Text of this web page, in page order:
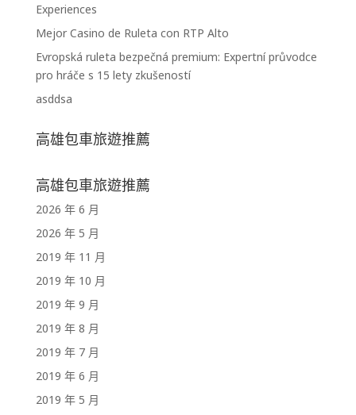
Experiences
Mejor Casino de Ruleta con RTP Alto
Evropská ruleta bezpečná premium: Expertní průvodce
pro hráče s 15 lety zkušeností
asddsa
高雄包車旅遊推薦
高雄包車旅遊推薦
2026 年 6 月
2026 年 5 月
2019 年 11 月
2019 年 10 月
2019 年 9 月
2019 年 8 月
2019 年 7 月
2019 年 6 月
2019 年 5 月